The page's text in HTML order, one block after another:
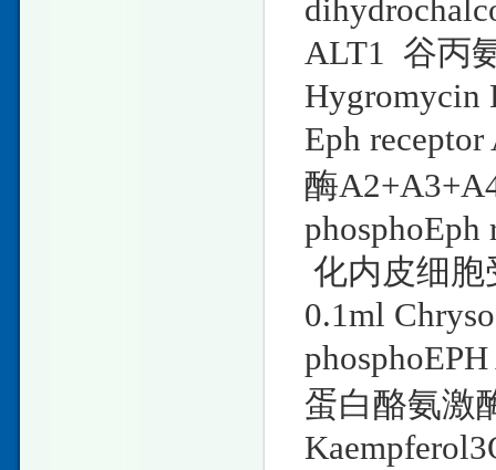
ALT1 谷丙
Hygromycin
Eph
酶
phosphoEph
化内皮细
0.1ml
蛋白酪氨激